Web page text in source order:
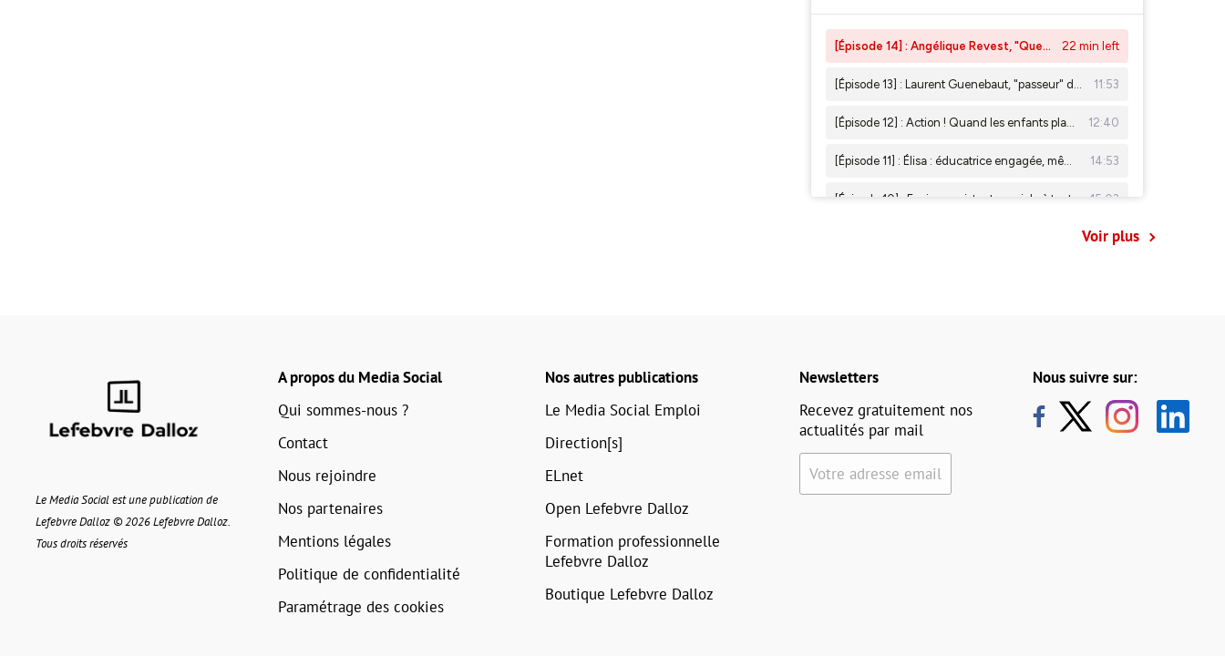
Voir plus
Le Media Social est une publication de
Lefebvre Dalloz © 2026 Lefebvre Dalloz.
Tous droits réservés
A propos du Media Social
Qui sommes-nous ?
Contact
Nous rejoindre
Nos partenaires
Mentions légales
Politique de confidentialité
Paramétrage des cookies
Nos autres publications
Le Media Social Emploi
Direction[s]
ELnet
Open Lefebvre Dalloz
Formation professionnelle
Lefebvre Dalloz
Boutique Lefebvre Dalloz
Newsletters
Recevez gratuitement nos
actualités par mail
Votre adresse email
Nous suivre sur: